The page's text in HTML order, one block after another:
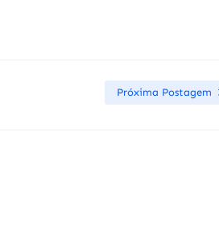
Próxima Postagem